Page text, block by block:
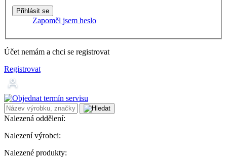
Zapoměl jsem heslo
Účet nemám a chci se registrovat
Registrovat
Nalezená oddělení:
Nalezení výrobci:
Nalezené produkty: